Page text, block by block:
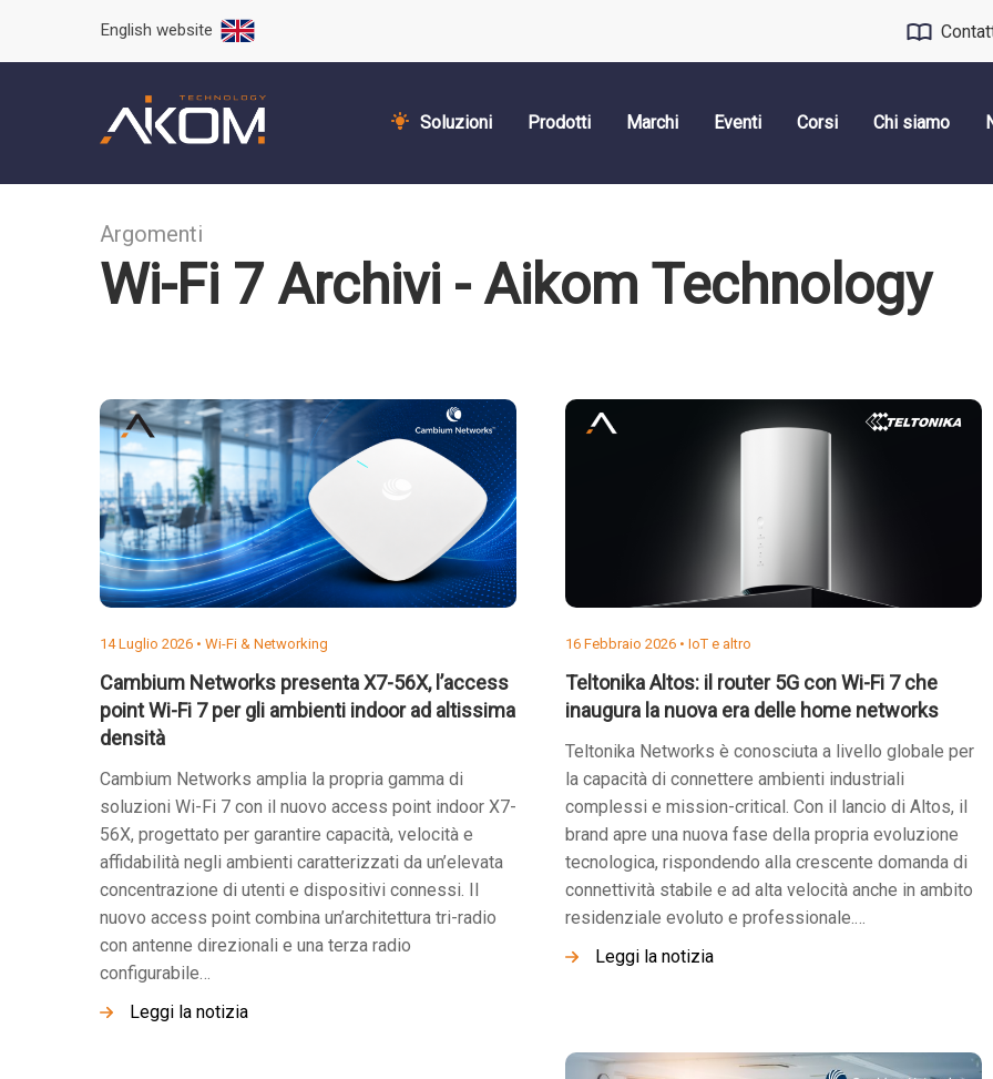
English website
Soluzioni Prodotti Marchi Eventi Corsi Chi siamo
Argomenti
Wi-Fi 7 Archivi - Aikom Technology
14 Luglio 2026 • Wi-Fi & Networking
Cambium Networks presenta X7-56X, l’access
point Wi-Fi 7 per gli ambienti indoor ad altissima
densità
Cambium Networks amplia la propria gamma di
soluzioni Wi-Fi 7 con il nuovo access point indoor X7-
56X, progettato per garantire capacità, velocità e
affidabilità negli ambienti caratterizzati da un’elevata
concentrazione di utenti e dispositivi connessi. Il
nuovo access point combina un’architettura tri-radio
con antenne direzionali e una terza radio
configurabile…
Leggi la notizia
16 Febbraio 2026 • IoT e altro
Teltonika Altos: il router 5G con Wi-Fi 7 che
inaugura la nuova era delle home networks
Teltonika Networks è conosciuta a livello globale per
la capacità di connettere ambienti industriali
complessi e mission-critical. Con il lancio di Altos, il
brand apre una nuova fase della propria evoluzione
tecnologica, rispondendo alla crescente domanda di
connettività stabile e ad alta velocità anche in ambito
residenziale evoluto e professionale.…
Leggi la notizia